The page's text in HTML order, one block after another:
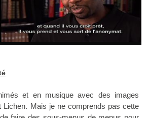
et en musique avec des images
Lichen. Mais je ne comprends pas cette